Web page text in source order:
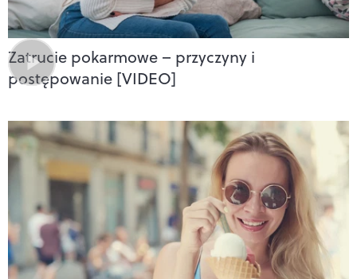
Zatrucie pokarmowe – przyczyny i
postępowanie [VIDEO]